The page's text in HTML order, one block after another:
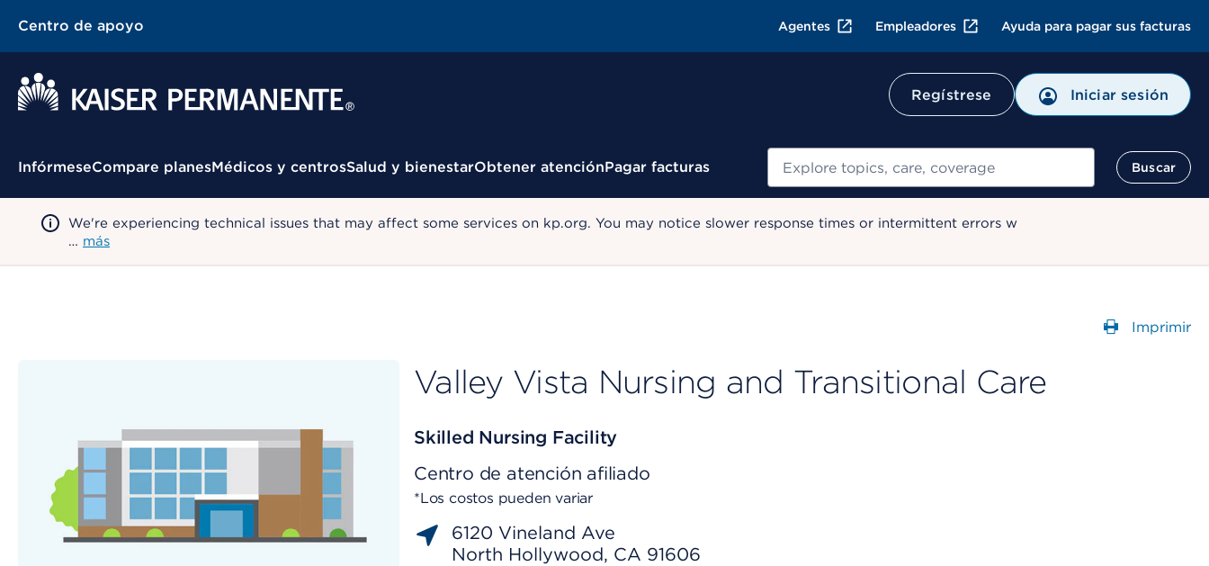
Centro de apoyo Agentes Empleadores Ayuda para pagar sus facturas
Regístrese Iniciar sesión
Menú contextual
InfórmeseCompare planesMédicos y centrosSalud y bienestarObtener atenciónPagar facturas Buscar
Buscar
We're experiencing technical issues that may affect some services on kp.org. You may notice slower response times or intermittent errors w
… más
Imprimir
Valley Vista Nursing and Transitional Care
Skilled Nursing Facility
Centro de atención afiliado
*Los costos pueden variar
6120 Vineland Ave
North Hollywood, CA 91606